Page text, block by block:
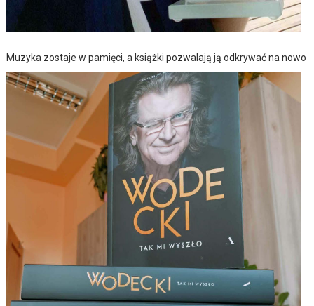
Muzyka zostaje w pamięci, a książki pozwalają ją odkrywać na nowo